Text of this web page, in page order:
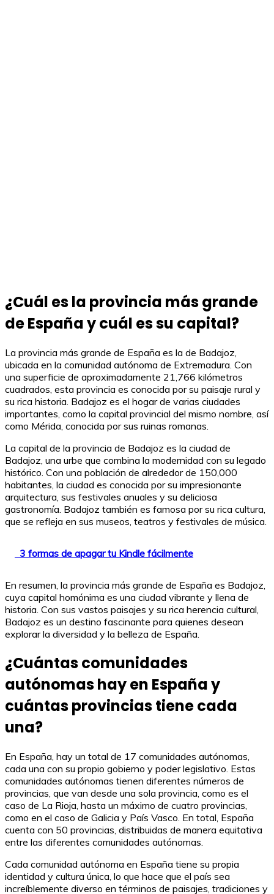
¿Cuál es la provincia más grande
de España y cuál es su capital?
La provincia más grande de España es la de Badajoz,
ubicada en la comunidad autónoma de Extremadura. Con
una superficie de aproximadamente 21,766 kilómetros
cuadrados, esta provincia es conocida por su paisaje rural y
su rica historia. Badajoz es el hogar de varias ciudades
importantes, como la capital provincial del mismo nombre, así
como Mérida, conocida por sus ruinas romanas.
La capital de la provincia de Badajoz es la ciudad de
Badajoz, una urbe que combina la modernidad con su legado
histórico. Con una población de alrededor de 150,000
habitantes, la ciudad es conocida por su impresionante
arquitectura, sus festivales anuales y su deliciosa
gastronomía. Badajoz también es famosa por su rica cultura,
que se refleja en sus museos, teatros y festivales de música.
3 formas de apagar tu Kindle fácilmente
En resumen, la provincia más grande de España es Badajoz,
cuya capital homónima es una ciudad vibrante y llena de
historia. Con sus vastos paisajes y su rica herencia cultural,
Badajoz es un destino fascinante para quienes desean
explorar la diversidad y la belleza de España.
¿Cuántas comunidades
autónomas hay en España y
cuántas provincias tiene cada
una?
En España, hay un total de 17 comunidades autónomas,
cada una con su propio gobierno y poder legislativo. Estas
comunidades autónomas tienen diferentes números de
provincias, que van desde una sola provincia, como es el
caso de La Rioja, hasta un máximo de cuatro provincias,
como en el caso de Galicia y País Vasco. En total, España
cuenta con 50 provincias, distribuidas de manera equitativa
entre las diferentes comunidades autónomas.
Cada comunidad autónoma en España tiene su propia
identidad y cultura única, lo que hace que el país sea
increíblemente diverso en términos de paisajes, tradiciones y